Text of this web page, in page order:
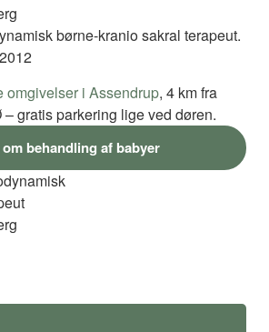
børne-kranio sakral terapeut.
omgivelser i Assendrup, 4 km fra
gratis parkering lige ved døren.
behandling af babyer